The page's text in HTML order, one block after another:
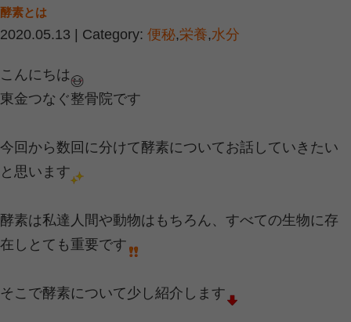
ヒトのＤＮＡに従って、種類・数・
になります
と変わっていきます！
ｏｒタンパク質を作る設計図のこと